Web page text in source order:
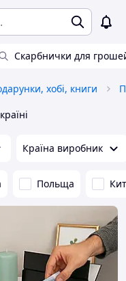
Скарбнички для
хобі, книги
Країна виробник
Польща